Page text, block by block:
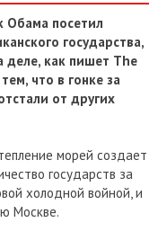
Обама посетил
государства,
как пишет The
что в гонке за
от других
морей создает
государств за
холодной войной, и
Москве.